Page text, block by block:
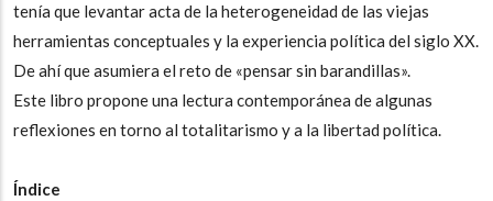
tenía que levantar acta de la heterogeneidad de las viejas
herramientas conceptuales y la experiencia política del siglo XX.
De ahí que asumiera el reto de «pensar sin barandillas».
Este libro propone una lectura contemporánea de algunas
reflexiones en torno al totalitarismo y a la libertad política.
Índice